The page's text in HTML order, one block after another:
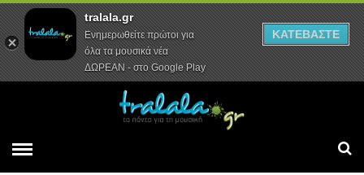
Αρχική Συνεντεύξεις Ρεπορτάζ
tralala.gr
Ενημερωθείτε πρώτοι για
όλα τα μουσικά νέα
ΔΩΡΕΑΝ - στο Google Play
ΚΑΤΕΒΑΣΤΕ